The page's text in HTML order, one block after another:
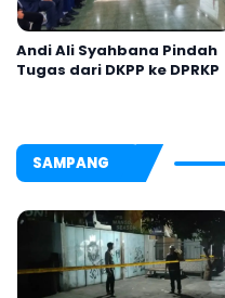
Andi Ali Syahbana Pindah
Tugas dari DKPP ke DPRKP
SAMPANG